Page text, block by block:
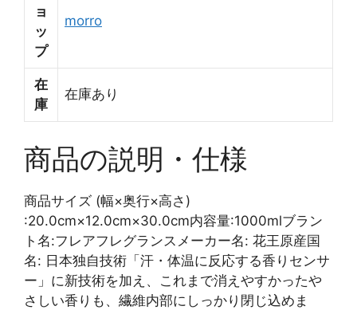
ョ
ッ
プ
morro
在
庫
在庫あり
商品の説明・仕様
商品サイズ (幅×奥行×高さ)
:20.0cm×12.0cm×30.0cm内容量:1000mlブラン
ト名:フレアフレグランスメーカー名: 花王原産国
名: 日本独自技術「汗・体温に反応する香りセンサ
ー」に新技術を加え、これまで消えやすかったや
さしい香りも、繊維内部にしっかり閉じ込めま